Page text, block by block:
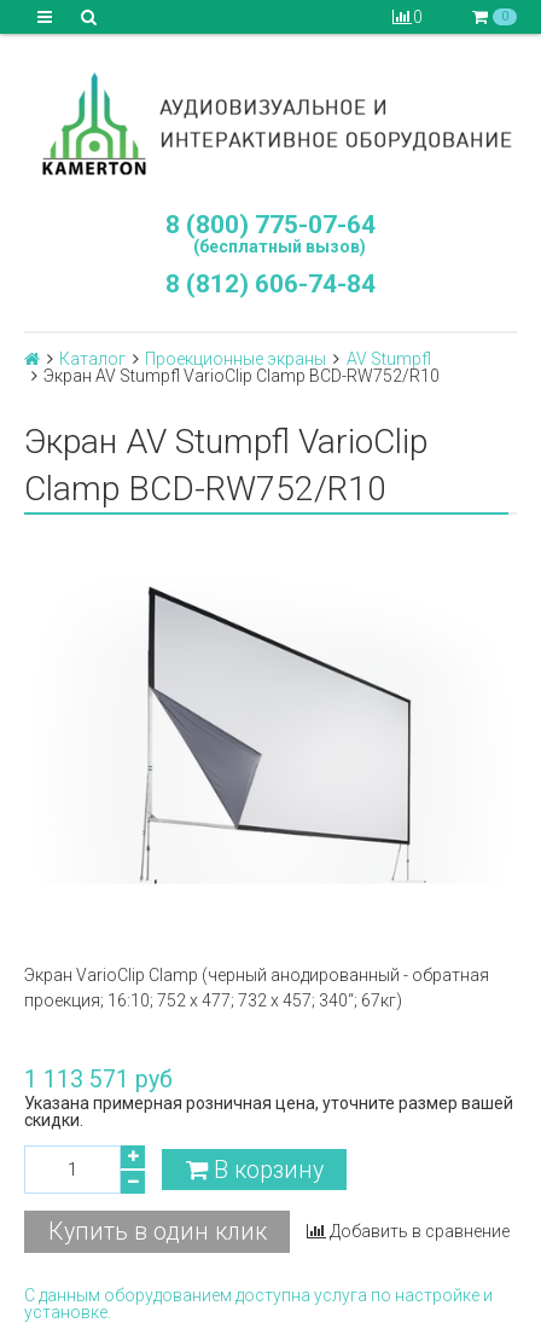
0 0
8 (800) 775-07-64
(бесплатный вызов)
8 (812) 606-74-84
Каталог Проекционные экраны
AV Stumpfl
Экран AV Stumpfl VarioClip Clamp BCD-RW752/R10
Экран AV Stumpfl VarioClip
Clamp BCD-RW752/R10
Экран VarioClip Clamp (черный анодированный - обратная
проекция; 16:10; 752 x 477; 732 x 457; 340“; 67кг)
1 113 571 руб
Указана примерная розничная цена, уточните размер вашей
скидки.
В корзину
Купить в один клик Добавить в сравнение
С данным оборудованием доступна услуга по настройке и
установке.